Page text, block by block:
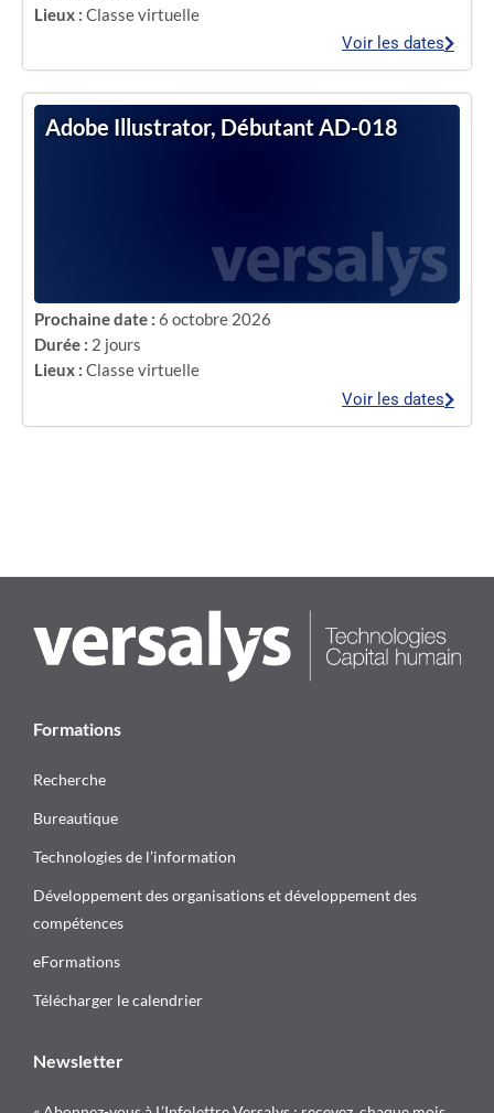
Lieux : Classe virtuelle
Voir les dates
Adobe Illustrator, Débutant AD-018
Prochaine date : 6 octobre 2026
Durée : 2 jours
Lieux : Classe virtuelle
Voir les dates
Formations
Recherche
Bureautique
Technologies de l’information
Développement des organisations et développement des
compétences
eFormations
Télécharger le calendrier
Newsletter